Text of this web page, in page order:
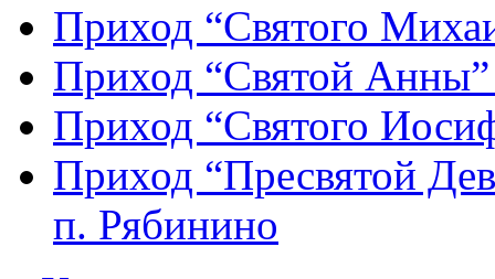
Приход “Святого
Приход “Святой
Приход “Святого
Приход “Пресвятой
п. Рябинино